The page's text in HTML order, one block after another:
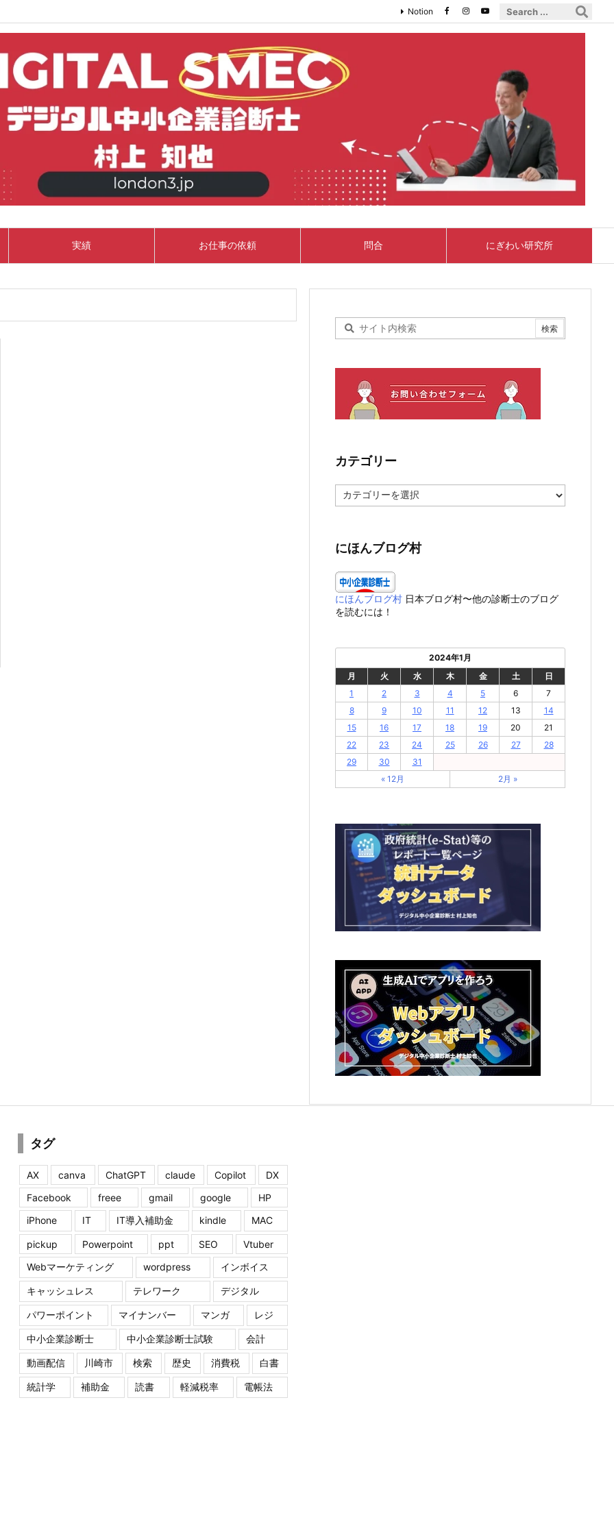
実績 お仕事の依頼 問合 にぎわい研究所
Notion
カテゴリー
テ
ー
にほんブログ村
にほんブログ村 日本ブログ村〜他の診断士のブログ
を読むには！
2024年1月
月
火 水 木 金 土
日
1
2 3 4 5 6
7
8
9 10 11 12 13
14
15
16 17 18 19 20
21
22
23 24 25 26 27
28
29
30
31
« 12月
2月 »
タグ
AX canva ChatGPT claude Copilot
DX
Facebook
freee gmail google
HP
iPhone
IT IT導入補助金 kindle MAC
pickup Powerpoint ppt SEO
Vtuber
Webマーケティング
wordpress インボイス
キャッシュレス テレワーク デジタル
パワーポイント マイナンバー マンガ レジ
中小企業診断士 中小企業診断士試験 会計
動画配信 川崎市 検索 歴史 消費税 白書
統計学 補助金 読書 軽減税率 電帳法